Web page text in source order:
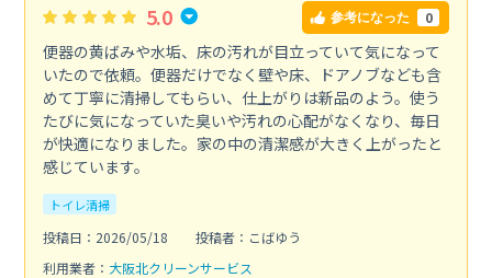
5.0 参考になった 0
便器の黄ばみや水垢、床の汚れが目立っていて気になって
いたので依頼。便器だけでなく壁や床、ドアノブなども含
めて丁寧に清掃してもらい、仕上がりは新品のよう。使う
たびに気になっていた臭いや汚れの心配がなくなり、毎日
が快適になりました。家の中の清潔感が大きく上がったと
感じています。
トイレ清掃
投稿日：2026/05/18
投稿者：こばゆう
利用業者： 大阪北クリーンサービス